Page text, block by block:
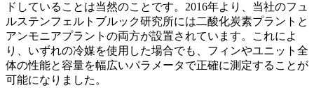
ドしていることは当然のことです。2016年より、当社のフュ
ルステンフェルトブルック研究所には二酸化炭素プラントと
アンモニアプラントの両方が設置されています。これによ
り、いずれの冷媒を使用した場合でも、フィンやユニット全
体の性能と容量を幅広いパラメータで正確に測定することが
可能になりました。